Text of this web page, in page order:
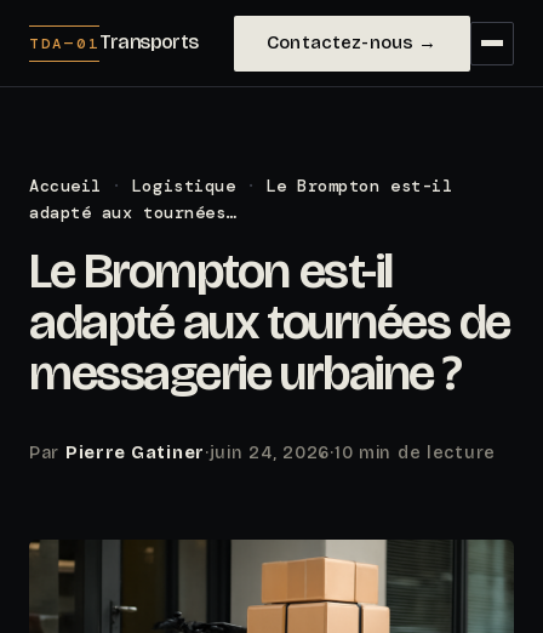
TDA—01Transports Contactez-nous →
Accueil · Logistique ·
Le Brompton est-il
adapté aux tournées…
Le Brompton est-il
adapté aux tournées de
messagerie urbaine ?
Par Pierre Gatiner·juin 24, 2026·10 min de lecture